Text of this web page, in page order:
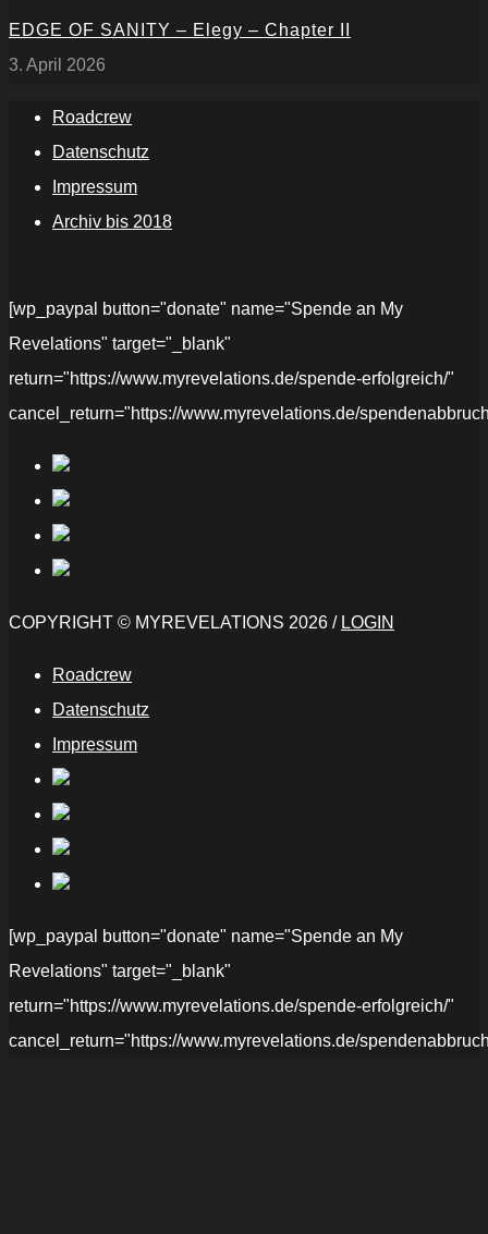
EDGE OF SANITY – Elegy – Chapter II
3. April 2026
Roadcrew
Datenschutz
Impressum
Archiv bis 2018
[wp_paypal button="donate" name="Spende an My
Revelations" target="_blank"
return="https://www.myrevelations.de/spende-erfolgreich/"
cancel_return="https://www.myrevelations.de/
COPYRIGHT © MYREVELATIONS 2026 / LOGIN
Roadcrew
Datenschutz
Impressum
[wp_paypal button="donate" name="Spende an My
Revelations" target="_blank"
return="https://www.myrevelations.de/spende-erfolgreich/"
cancel_return="https://www.myrevelations.de/